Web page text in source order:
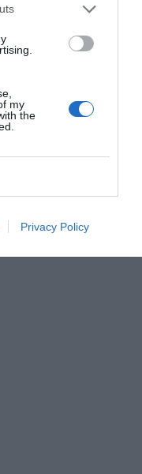
my
the
Privacy Policy
του
την
πότε ανοίγει η
για αντίποινα